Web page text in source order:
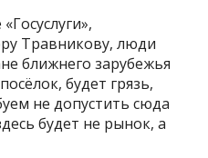
Травникову, люди
ближнего зарубежья
будет грязь,
не допустить сюда
будет не рынок, а